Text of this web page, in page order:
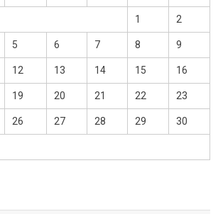
1 2
5 6 7 8 9
12 13 14 15 16
19 20 21 22 23
26 27 28 29 30